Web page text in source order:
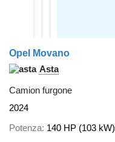
Opel Movano
Asta
Camion furgone
2024
Potenza 140 HP (103 kW)